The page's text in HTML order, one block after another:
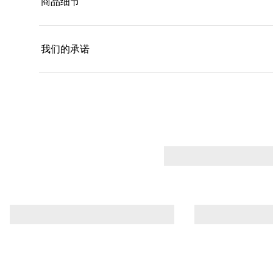
舒适。 （*黑玫瑰油指配方中杂交玫瑰花提取物）融
我们的承诺